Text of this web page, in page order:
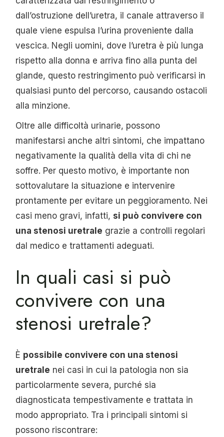
dall’ostruzione dell’uretra, il canale attraverso il
quale viene espulsa l’urina proveniente dalla
vescica. Negli uomini, dove l’uretra è più lunga
rispetto alla donna e arriva fino alla punta del
glande, questo restringimento può verificarsi in
qualsiasi punto del percorso, causando ostacoli
alla minzione.
Oltre alle difficoltà urinarie, possono
manifestarsi anche altri sintomi, che impattano
negativamente la qualità della vita di chi ne
soffre. Per questo motivo, è importante non
sottovalutare la situazione e intervenire
prontamente per evitare un peggioramento. Nei
casi meno gravi, infatti, si può convivere con
una stenosi uretrale grazie a controlli regolari
dal medico e trattamenti adeguati.
In quali casi si può
convivere con una
stenosi uretrale?
È possibile convivere con una stenosi
uretrale nei casi in cui la patologia non sia
particolarmente severa, purché sia
diagnosticata tempestivamente e trattata in
modo appropriato. Tra i principali sintomi si
possono riscontrare: